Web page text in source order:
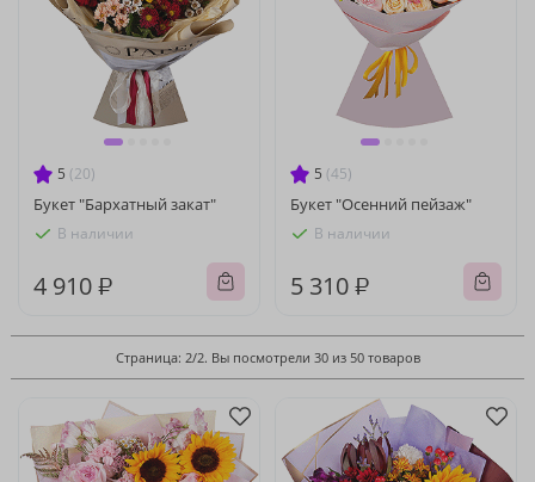
5 (20)
Букет "Бархатный закат"
В наличии
4 910 ₽
5 (45)
Букет "Осенний пейзаж"
В наличии
5 310 ₽
Страница: 2/2. Вы посмотрели 30 из 50 товаров